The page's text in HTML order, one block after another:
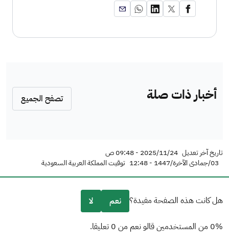
أخبار ذات صلة تصفح الجميع
تاريخ آخر تعديل 2025/11/24 - 09:48 ص
03/جمادى الآخرة/1447 - 12:48
توقيت المملكة العربية السعودية
هل كانت هذه الصفحة مفيدة؟ نعم لا
0% من المستخدمين قالو نعم من 0 تعليقا.